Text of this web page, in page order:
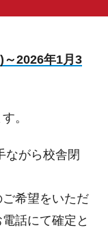
～2026年1月3
。
ながら校舎閉
希望をいただ
話にて確定と